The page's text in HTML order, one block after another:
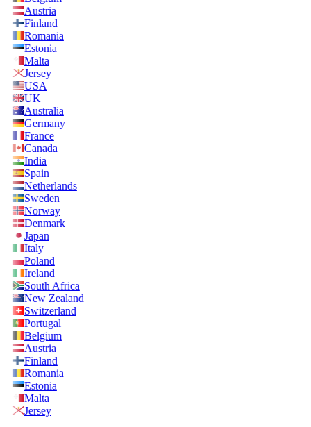
Austria
Finland
Romania
Estonia
Malta
Jersey
USA
UK
Australia
Germany
France
Canada
India
Spain
Netherlands
Sweden
Norway
Denmark
Japan
Italy
Poland
Ireland
South Africa
New Zealand
Switzerland
Portugal
Belgium
Austria
Finland
Romania
Estonia
Malta
Jersey